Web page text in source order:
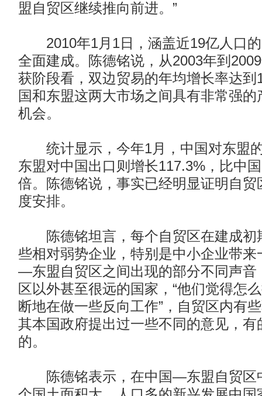
盟自贸区继续推向前进。”
2010年1月1日，涵盖近19亿人口
全面建成。陈德铭说，从2003年到
获阶段看，双边贸易的年均增长率达到
国和东盟这两大市场之间具有非常强
机会。
统计显示，今年1月，中国对东盟
东盟对中国出口则增长117.3%，比中
倍。陈德铭说，事实已经明显证明自贸
度安排。
陈德铭坦言，每个自贸区在建成初
些相对弱势企业，特别是中小企业带来
—东盟自贸区之间出现的部分不同声音
区以外甚至很远的国家，“他们觉得怎
断地在做一些反向工作”，自贸区内有
其本国政府提出过一些不同的意见，有
的。
陈德铭表示，在中国—东盟自贸区